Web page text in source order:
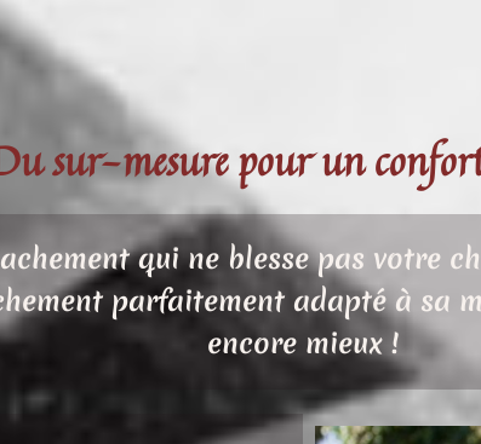
sur-mesure pour un
qui ne blesse pas votre
parfaitement adapté à sa
encore mieux !